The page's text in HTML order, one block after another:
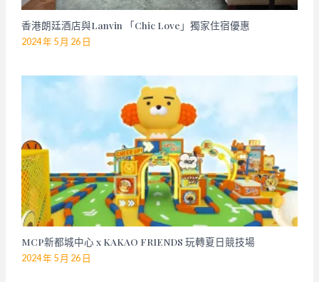
香港朗廷酒店與Lanvin 「Chic Love」獨家住宿優惠
2024 年 5 月 26 日
MCP新都城中心 x KAKAO FRIENDS 玩轉夏日競技場
2024 年 5 月 26 日